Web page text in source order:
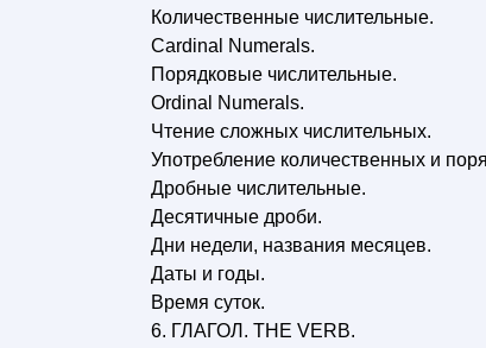
Количественные числительные.
Cardinal Numerals.
Порядковые числительные.
Ordinal Numerals.
Чтение сложных числительных.
Употребление количественных и
Дробные числительные.
Десятичные дроби.
Дни недели, названия месяцев.
Даты и годы.
Время суток.
6. ГЛАГОЛ. THE VERB.